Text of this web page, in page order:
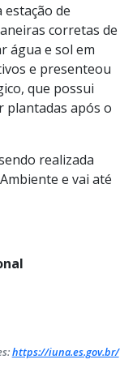
estação de
corretas de
água e sol em
e presenteou
que possui
plantadas após o
realizada
e vai até
https://iuna.es.gov.br/